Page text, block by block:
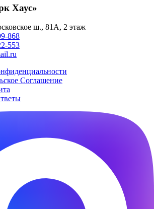
Хаус»
ш., 81А, 2 этаж
868
553
Cоглашение